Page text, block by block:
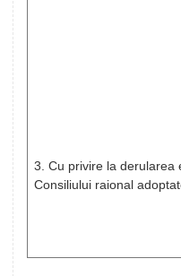
3. Cu privire la derularea
Consiliului raional